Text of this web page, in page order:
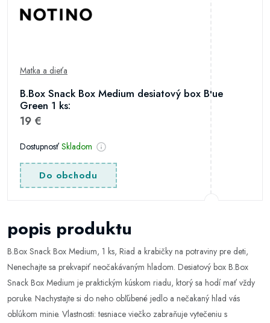
Matka a dieťa
B.Box Snack Box Medium desiatový box Blue
Green 1 ks:
19 €
Dostupnosť Skladom
Do obchodu
popis produktu
B.Box Snack Box Medium, 1 ks, Riad a krabičky na potraviny pre deti,
Nenechajte sa prekvapiť neočakávaným hladom. Desiatový box B.Box
Snack Box Medium je praktickým kúskom riadu, ktorý sa hodí mať vždy
poruke. Nachystajte si do neho obľúbené jedlo a nečakaný hlad vás
oblúkom minie. Vlastnosti: tesniace viečko zabraňuje vytečeniu s